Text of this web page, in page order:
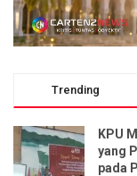
Trending
KPU
yang
pada